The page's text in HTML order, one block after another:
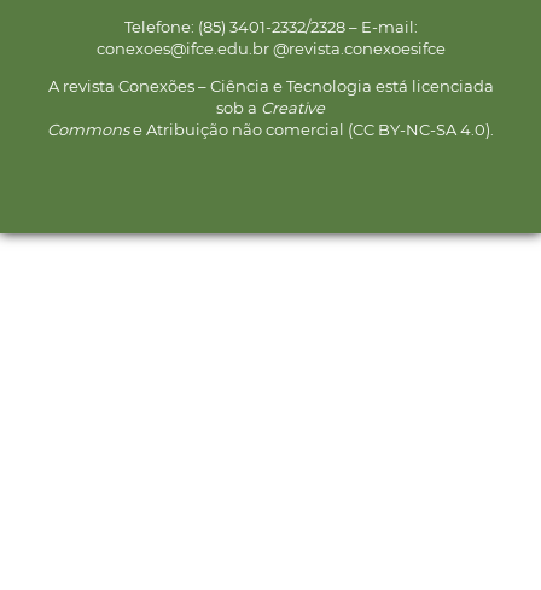
Telefone: (85) 3401-2332/2328 – E-mail:
conexoes@ifce.edu.br @revista.conexoesifce
A revista Conexões – Ciência e Tecnologia está licenciada
sob a Creative
Commonse Atribuição não comercial (CC BY-NC-SA 4.0).